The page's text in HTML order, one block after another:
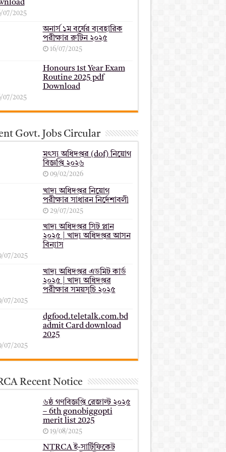
07/2025
অনার্স ১ম বর্ষের ব্যবহারিক
পরীক্ষার ‍রুটিন ২০২৫
16/07/2025
Honours 1st Year Exam
Routine 2025 pdf
Download
07/2025
Govt. Jobs Circular
মৎস্য অধিদপ্তর (dof) নিয়োগ
বিজ্ঞপ্তি ২০২৬
09/02/2026
খাদ্য অধিদপ্তর নিয়োগ
পরীক্ষার সাধারন নির্দেশাবলী
29/07/2025
খাদ্য অধিদপ্তর সিট প্লান
২০২৫ | খাদ্য অধিদপ্তর আসন
বিন্যাস
07/2025
খাদ্য অধিদপ্তর এডমিট কার্ড
২০২৫ | খাদ্য অধিদপ্তর
পরীক্ষার সময়সূচি ২০২৫
07/2025
dgfood.teletalk.com.bd
admit Card download
2025
07/2025
Recent Notice
৬ষ্ঠ গণবিজ্ঞপ্তি রেজাল্ট ২০২৫
– 6th gonobiggopti
merit list 2025
19/08/2025
NTRCA ই-সার্টিফিকেট